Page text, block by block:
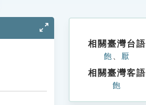
相關臺灣台語
飽 厭
相關臺灣客語
飽